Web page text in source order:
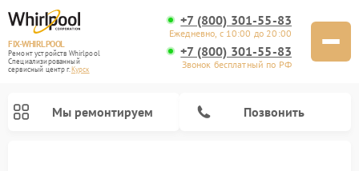
FIX-WHIRLPOOL
Ремонт устройств Whirlpool
Специализированный
cервисный центр г.Курск
+7 (800) 301-55-83
Ежедневно, с 10:00 до 20:00
+7 (800) 301-55-83
Звонок бесплатный по РФ
Мы ремонтируем Позвонить